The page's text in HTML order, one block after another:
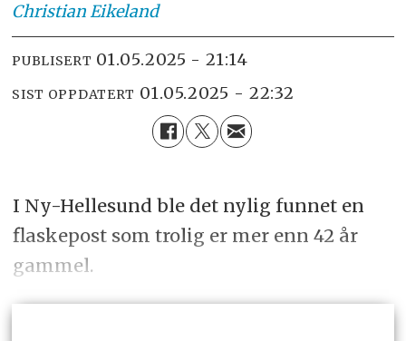
ChristianEikeland
PUBLISERT 01.05.2025 - 21:14
SIST OPPDATERT 01.05.2025 - 22:32
I Ny-Hellesund ble det nylig funnet en
flaskepost som trolig er mer enn 42 år
gammel.